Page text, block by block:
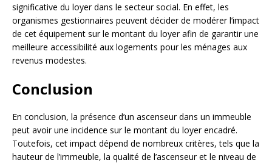
significative du loyer dans le secteur social. En effet, les
organismes gestionnaires peuvent décider de modérer l’impact
de cet équipement sur le montant du loyer afin de garantir une
meilleure accessibilité aux logements pour les ménages aux
revenus modestes.
Conclusion
En conclusion, la présence d’un ascenseur dans un immeuble
peut avoir une incidence sur le montant du loyer encadré.
Toutefois, cet impact dépend de nombreux critères, tels que la
hauteur de l’immeuble, la qualité de l’ascenseur et le niveau de